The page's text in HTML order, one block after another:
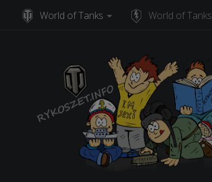
Skip to content
World of Tanks World of